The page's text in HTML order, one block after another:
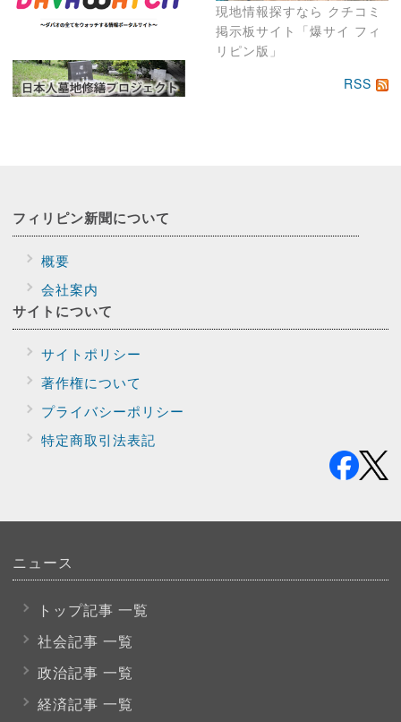
現地情報探すなら クチコミ
掲示板サイト「爆サイ フィ
リピン版」
RSS
フィリピン新聞について
概要
会社案内
サイトについて
サイトポリシー
著作権について
プライバシーポリシー
特定商取引法表記
ニュース
トップ記事 一覧
社会記事 一覧
政治記事 一覧
経済記事 一覧